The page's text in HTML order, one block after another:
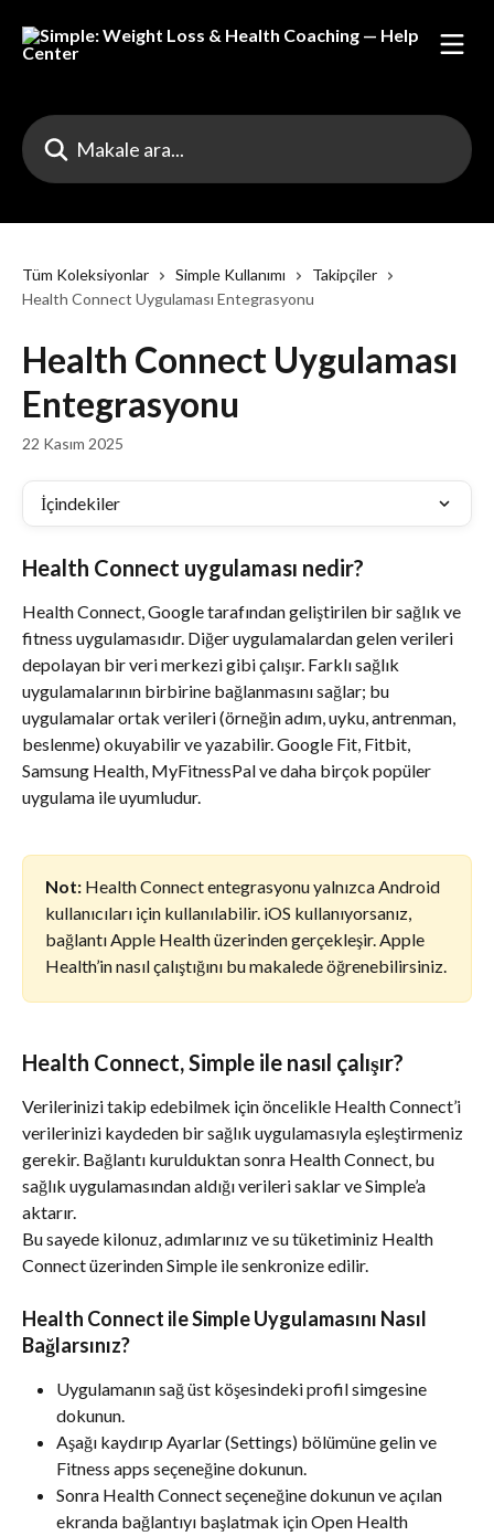
Makale ara...
Tüm Koleksiyonlar Simple Kullanımı
Takipçiler
Health Connect Uygulaması Entegrasyonu
Health Connect Uygulaması
Entegrasyonu
22 Kasım 2025
İçindekiler
Health Connect uygulaması nedir?
Health Connect, Google tarafından geliştirilen bir sağlık ve
fitness uygulamasıdır. Diğer uygulamalardan gelen verileri
depolayan bir veri merkezi gibi çalışır. Farklı sağlık
uygulamalarının birbirine bağlanmasını sağlar; bu
uygulamalar ortak verileri (örneğin adım, uyku, antrenman,
beslenme) okuyabilir ve yazabilir. Google Fit, Fitbit,
Samsung Health, MyFitnessPal ve daha birçok popüler
uygulama ile uyumludur.
Not: Health Connect entegrasyonu yalnızca Android
kullanıcıları için kullanılabilir. iOS kullanıyorsanız,
bağlantı Apple Health üzerinden gerçekleşir. Apple
Health’in nasıl çalıştığını bu makalede öğrenebilirsiniz.
Health Connect, Simple ile nasıl çalışır?
Verilerinizi takip edebilmek için öncelikle Health Connect’i
verilerinizi kaydeden bir sağlık uygulamasıyla eşleştirmeniz
gerekir. Bağlantı kurulduktan sonra Health Connect, bu
sağlık uygulamasından aldığı verileri saklar ve Simple’a
aktarır.
Bu sayede kilonuz, adımlarınız ve su tüketiminiz Health
Connect üzerinden Simple ile senkronize edilir.
Health Connect ile Simple Uygulamasını Nasıl
Bağlarsınız?
Uygulamanın sağ üst köşesindeki profil simgesine
dokunun.
Aşağı kaydırıp Ayarlar (Settings) bölümüne gelin ve
Fitness apps seçeneğine dokunun.
Sonra Health Connect seçeneğine dokunun ve açılan
ekranda bağlantıyı başlatmak için Open Health